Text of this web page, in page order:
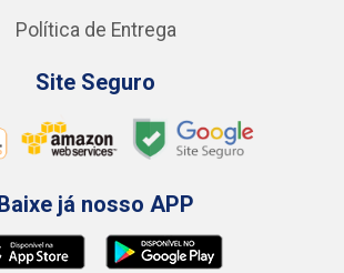
Política de Entrega
Site Seguro
Baixe já nosso APP